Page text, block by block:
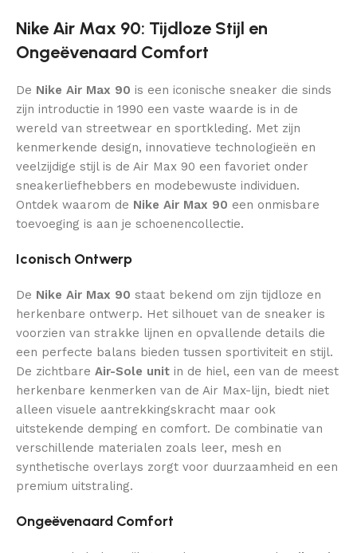
Nike Air Max 90: Tijdloze Stijl en
Ongeëvenaard Comfort
De Nike Air Max 90 is een iconische sneaker die sinds
zijn introductie in 1990 een vaste waarde is in de
wereld van streetwear en sportkleding. Met zijn
kenmerkende design, innovatieve technologieën en
veelzijdige stijl is de Air Max 90 een favoriet onder
sneakerliefhebbers en modebewuste individuen.
Ontdek waarom de Nike Air Max 90 een onmisbare
toevoeging is aan je schoenencollectie.
Iconisch Ontwerp
De Nike Air Max 90 staat bekend om zijn tijdloze en
herkenbare ontwerp. Het silhouet van de sneaker is
voorzien van strakke lijnen en opvallende details die
een perfecte balans bieden tussen sportiviteit en stijl.
De zichtbare Air-Sole unit in de hiel, een van de meest
herkenbare kenmerken van de Air Max-lijn, biedt niet
alleen visuele aantrekkingskracht maar ook
uitstekende demping en comfort. De combinatie van
verschillende materialen zoals leer, mesh en
synthetische overlays zorgt voor duurzaamheid en een
premium uitstraling.
Ongeëvenaard Comfort